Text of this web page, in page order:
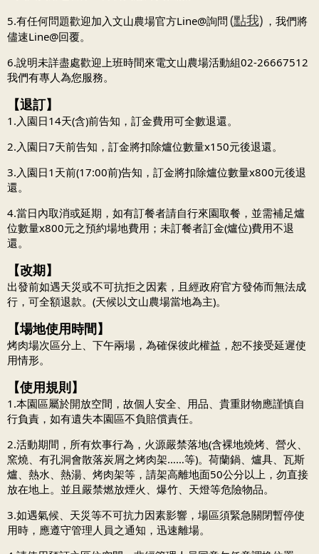
5.有任何問題歡迎加入文山農場官方Line@詢問 (點我) ，我們將
儘速Line@回覆。
6.說明未詳盡處歡迎上班時間來電文山農場活動組02-26667512
我們有專人為您服務。
【退訂】
1.入園日14天(含)前告知，訂金費用可全數退還。
2.入園日7天前告知，訂金將扣除爐位數量x150元後退還。
3.入園日1天前(17:00前)告知，訂金將扣除爐位數量x800元後退
還。
4.當日內取消或延期，如有訂餐者請自行來園取餐，並需補足爐
位數量x800元之預約場地費用；未訂餐者訂金(爐位)費用不退
還。
【改期】
出發前如遇天災或不可抗拒之因素，且經政府官方發佈而無法成
行，可全額退款。(天候以文山農場當地為主)。
【場地使用時間】
烤肉場次區分上、下午兩場，為確保彼此權益，恕不接受延遲使
用情形。
【使用規則】
1.本園區屬於開放空間，故個人安全、用品、貴重財物應謹慎自
行負責，如有遺失本園區不負賠償責任。
2.活動期間，所有炊事行為，火源嚴禁落地(含裸地燒烤、營火、
窯燒、有孔洞會散落炭屑之烤肉架……等)。荷蘭鍋、爐具、瓦斯
爐、熱水、熱湯、烤肉架等，請架高離地面50公分以上，勿直接
放在地上。並且嚴禁燃放煙火、爆竹、天燈等危險物品。
3.如遇氣候、天災等不可抗力因素影響，場區須緊急關閉暫停使
用時，應遵守管理人員之通知，迅速離場。